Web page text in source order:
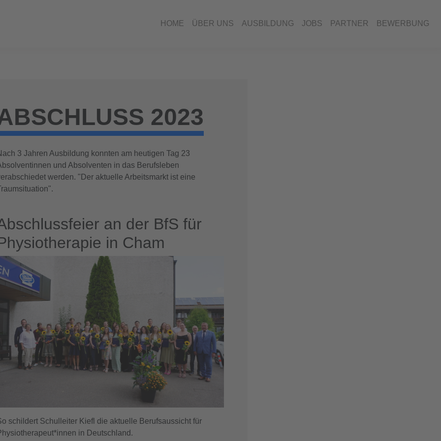
HOME ÜBER UNS AUSBILDUNG JOBS PARTNER BEWERBUNG
2023
3 Jahren Ausbildung konnten am heutigen Tag 23
und Absolventen in das Berufsleben
werden. "Der aktuelle Arbeitsmarkt ist eine
an der BfS für
in Cham
schildert Schulleiter Kiefl die aktuelle Berufsaussicht für
in Deutschland.